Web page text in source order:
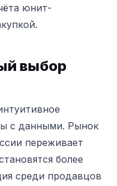
юнит-
выбор
с данными. Рынок
переживает
более
среди продавцов